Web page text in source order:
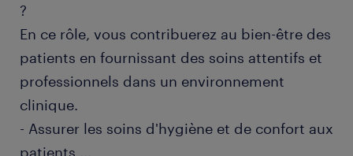
?
En ce rôle, vous contribuerez au bien-être des
patients en fournissant des soins attentifs et
professionnels dans un environnement
clinique.
- Assurer les soins d'hygiène et de confort aux
patients ...